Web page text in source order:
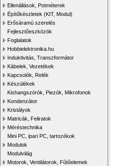
Ellenállások, Potméterek
Építőkészletek (KIT, Modul)
Erősáramú szerelés
Fejlesztőeszközök
Foglalatok
Hobbielektronika.hu
Induktivitás, Transzformátor
Kábelek, Vezetékek
Kapcsolók, Relék
Készülékek
Kishangszórók, Piezók, Mikrofonok
Kondenzátor
Kristályok
Matricák, Feliratok
Méréstechnika
Mini PC, ipari PC, tartozékok
Modulok
Modulvilág
Motorok, Ventilátorok, Fűtőelemek